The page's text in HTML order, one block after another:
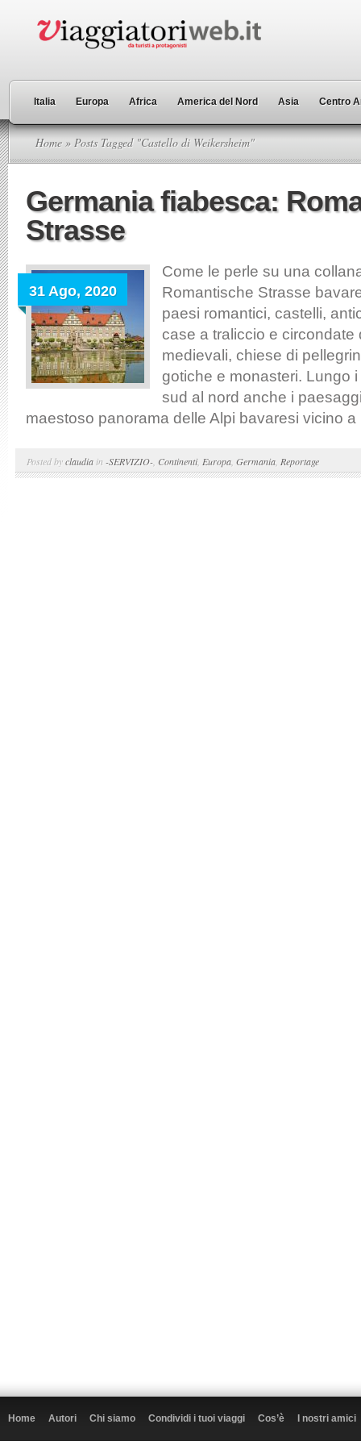
Italia Europa Africa America del Nord Asia Centro
Home » Posts Tagged "Castello di Weikersheim"
Germania fiabesca:
Strasse
31 Ago, 2020
Come le perle su una
Romantische Strasse
paesi romantici, castelli,
case a traliccio e circondate
medievali, chiese di
gotiche e monasteri. Lungo
sud al nord anche i
maestoso panorama delle Alpi bavaresi vicino a
Posted byclaudia in -SERVIZIO- Continenti, Europa Germania Reportage
Home Autori Chi siamo Condividi i tuoi viaggi Cos’è I nostri amici